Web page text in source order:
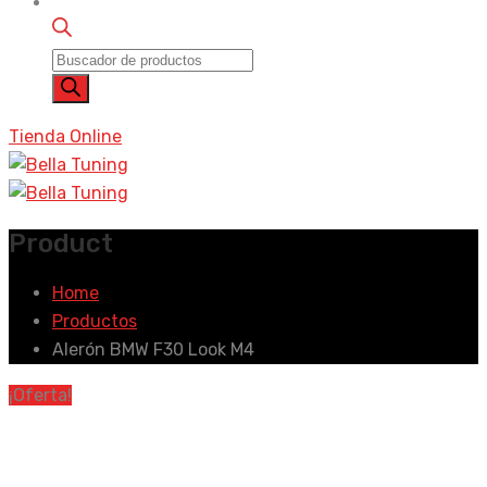
Búsqueda
de
Tienda Online
Product
Home
Productos
Alerón BMW F30 Look M4
¡Oferta!